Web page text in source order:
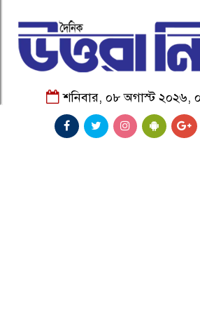
শনিবার, ০৮ অগাস্ট ২০২৬,